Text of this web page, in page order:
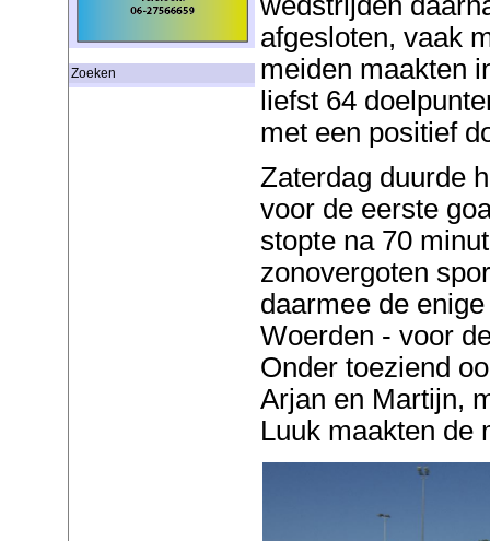
Zoeken
afgesloten, vaak
meiden maakten
liefst 64
met een positief
Zaterdag duurde
voor de eerste
stopte na 70
zonovergoten
daarmee de
Woerden - voor
Onder toeziend
Arjan en Martijn,
Luuk maakten de